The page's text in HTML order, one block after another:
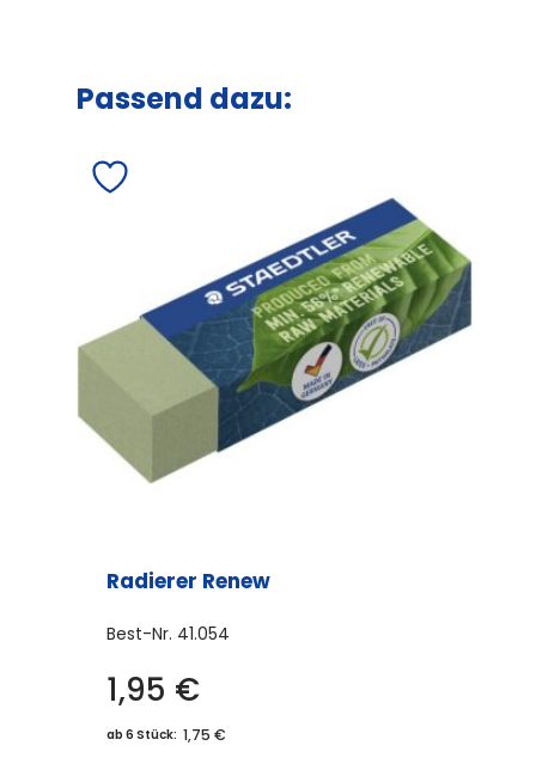
Passend dazu:
Radierer Renew
Best-Nr. 41.054
1,95 €
ab 6 Stück: 1,75 €